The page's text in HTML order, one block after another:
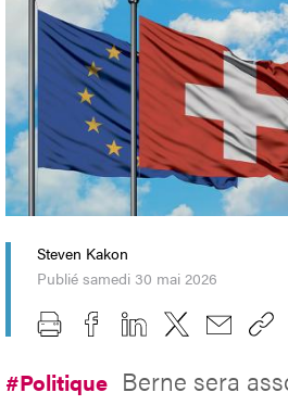
Steven Kakon
Publié samedi 30 mai 2026
#Politique Berne sera